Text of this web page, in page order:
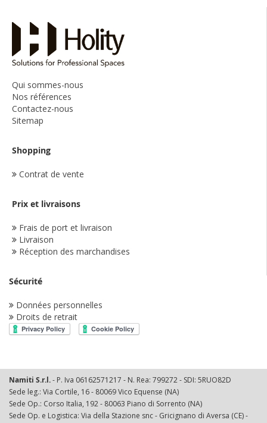
Qui sommes-nous
Nos références
Contactez-nous
Sitemap
Shopping
Contrat de vente
Prix et livraisons
Frais de port et livraison
Livraison
Réception des marchandises
Sécurité
Données personnelles
Droits de retrait
Namiti S.r.l.- P. Iva 06162571217 - N. Rea: 799272 - SDI: 5RUO82D
Sede leg.: Via Cortile, 16 - 80069 Vico Equense (NA)
Sede Op.: Corso Italia, 192 - 80063 Piano di Sorrento (NA)
Sede Op. e Logistica: Via della Stazione snc - Gricignano di Aversa (CE) -